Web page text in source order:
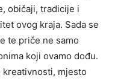
običaji, tradicije i
ovog kraja. Sada se
te priče ne samo
koji ovamo dođu.
kreativnosti, mjesto